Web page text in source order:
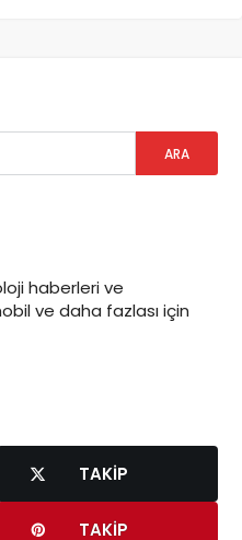
haberleri ve
ve daha fazlası için
TAKIP
TAKIP